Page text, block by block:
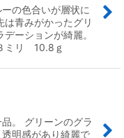
の色合いが層状に
青みがかったグリ
ーションが綺麗。
ミリ 10.8ｇ
。 グリーンのグラ
明感があり綺麗で